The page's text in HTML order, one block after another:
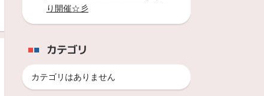
り開催☆彡
カテゴリ
カテゴリはありません